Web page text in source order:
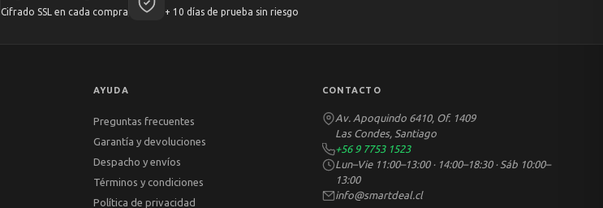
Cifrado SSL en cada compra + 10 días de prueba sin riesgo
AYUDA
Preguntas frecuentes
Garantía y devoluciones
Despacho y envíos
Términos y condiciones
Política de privacidad
CONTACTO
Av. Apoquindo 6410, Of. 1409
Las Condes, Santiago
+56 9 7753 1523
Lun–Vie 11:00–13:00 · 14:00–18:30 · Sáb 10:00–
13:00
info@smartdeal.cl